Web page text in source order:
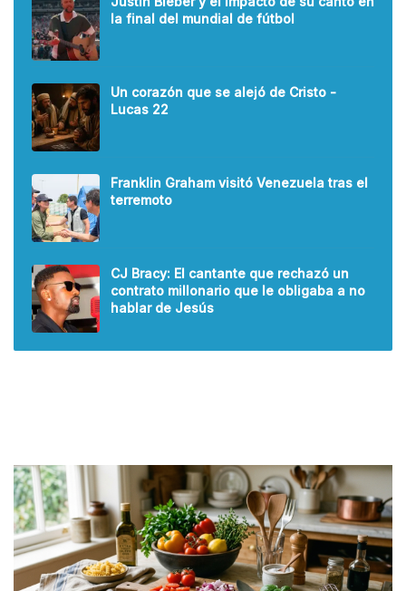
la final del mundial de fútbol
Un corazón que se alejó de Cristo -
Lucas 22
Franklin Graham visitó Venezuela tras el
terremoto
CJ Bracy: El cantante que rechazó un
contrato millonario que le obligaba a no
hablar de Jesús